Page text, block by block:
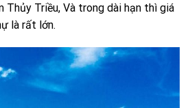
Thủy Triều, Và trong dài hạn thì giá
là rất lớn.